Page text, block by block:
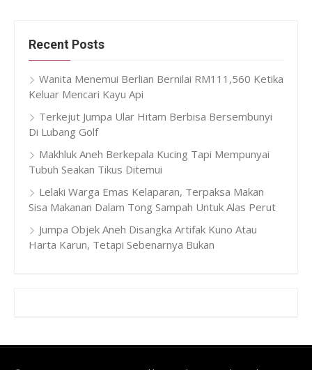
Recent Posts
Wanita Menemui Berlian Bernilai RM111,560 Ketika
Keluar Mencari Kayu Api
Terkejut Jumpa Ular Hitam Berbisa Bersembunyi
Di Lubang Golf
Makhluk Aneh Berkepala Kucing Tapi Mempunyai
Tubuh Seakan Tikus Ditemui
Lelaki Warga Emas Kelaparan, Terpaksa Makan
Sisa Makanan Dalam Tong Sampah Untuk Alas Perut
Jumpa Objek Aneh Disangka Artifak Kuno Atau
Harta Karun, Tetapi Sebenarnya Bukan